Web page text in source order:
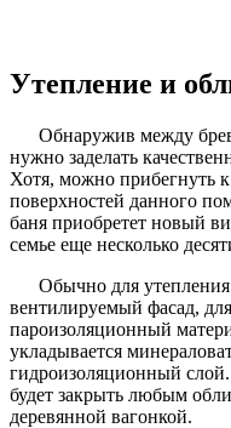
Утепление и
Обнаружив между
нужно заделать
Хотя, можно прибегнуть
поверхностей данного
баня приобретет новый
семье еще несколько
Обычно для
вентилируемый фасад,
пароизоляционный
укладывается
гидроизоляционный
будет закрыть любым
деревянной вагонкой.